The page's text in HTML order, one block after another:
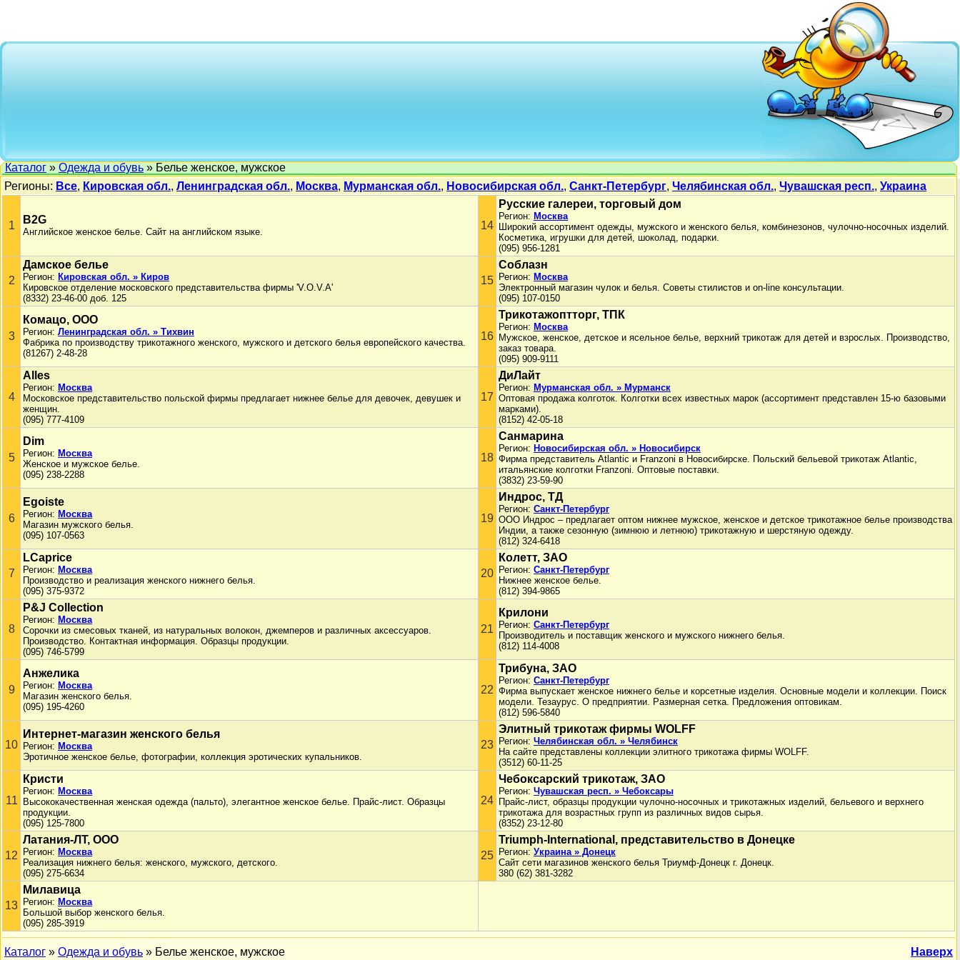
Каталог » Одежда и обувь » Белье женское, мужское
Регионы: Все, Кировская обл., Ленинградская обл., Москва, Мурманская обл., Новосибирская обл., Санкт-Петербург, Челябинская обл., Чувашская респ., Украина
1 B2G
Английское женское белье. Сайт на английском языке.
14
Русские галереи, торговый дом
Регион: Москва
Широкий ассортимент одежды, мужского и женского белья, комбинезонов, чулочно-носочных изделий.
Косметика, игрушки для детей, шоколад, подарки.
(095) 956-1281
2
Дамское белье
Регион: Кировская обл. » Киров
Кировское отделение московского представительства фирмы 'V.O.V.A'
(8332) 23-46-00 доб. 125
15
Соблазн
Регион: Москва
Электронный магазин чулок и белья. Cоветы стилистов и on-line консультации.
(095) 107-0150
3
Комацо, ООО
Регион: Ленинградская обл. » Тихвин
Фабрика по производству трикотажного женского, мужского и детского белья европейского качества.
(81267) 2-48-28
16
Трикотажоптторг, ТПК
Регион: Москва
Мужское, женское, детское и ясельное белье, верхний трикотаж для детей и взрослых. Производство,
заказ товара.
(095) 909-9111
4
Alles
Регион: Москва
Московское представительство польской фирмы предлагает нижнее белье для девочек, девушек и
женщин.
(095) 777-4109
17
ДиЛайт
Регион: Мурманская обл. » Мурманск
Оптовая продажа колготок. Колготки всех известных марок (ассортимент представлен 15-ю базовыми
марками).
(8152) 42-05-18
5
Dim
Регион: Москва
Женское и мужское белье.
(095) 238-2288
18
Санмарина
Регион: Новосибирская обл. » Новосибирск
Фирма представитель Atlantic и Franzoni в Новосибирске. Польский бельевой трикотаж Atlantic,
итальянские колготки Franzoni. Оптовые поставки.
(3832) 23-59-90
6
Egoiste
Регион: Москва
Магазин мужского белья.
(095) 107-0563
19
Индрос, ТД
Регион: Санкт-Петербург
ООО Индрос – предлагает оптом нижнее мужское, женское и детское трикотажное белье производства
Индии, а также сезонную (зимнюю и летнюю) трикотажную и шерстяную одежду.
(812) 324-6418
7
LCaprice
Регион: Москва
Производство и реализация женского нижнего белья.
(095) 375-9372
20
Колетт, ЗАО
Регион: Санкт-Петербург
Нижнее женское белье.
(812) 394-9865
8
P&J Collection
Регион: Москва
Сорочки из смесовых тканей, из натуральных волокон, джемперов и различных аксессуаров.
Производство. Контактная информация. Образцы продукции.
(095) 746-5799
21
Крилони
Регион: Санкт-Петербург
Производитель и поставщик женского и мужского нижнего белья.
(812) 114-4008
9
Анжелика
Регион: Москва
Магазин женского белья.
(095) 195-4260
22
Трибуна, ЗАО
Регион: Санкт-Петербург
Фирма выпускает женское нижнего белье и корсетные изделия. Основные модели и коллекции. Поиск
модели. Тезаурус. О предприятии. Размерная сетка. Предложения оптовикам.
(812) 596-5840
10
Интернет-магазин женского белья
Регион: Москва
Эротичное женское белье, фотографии, коллекция эротических купальников.
23
Элитный трикотаж фирмы WOLFF
Регион: Челябинская обл. » Челябинск
На сайте представлены коллекции элитного трикотажа фирмы WOLFF.
(3512) 60-11-25
11
Кристи
Регион: Москва
Высококачественная женская одежда (пальто), элегантное женское белье. Прайс-лист. Образцы
продукции.
(095) 125-7800
24
Чебоксарский трикотаж, ЗАО
Регион: Чувашская респ. » Чебоксары
Прайс-лист, образцы продукции чулочно-носочных и трикотажных изделий, бельевого и верхнего
трикотажа для возрастных групп из различных видов сырья.
(8352) 23-12-80
12
Латания-ЛТ, ООО
Регион: Москва
Реализация нижнего белья: женского, мужского, детского.
(095) 275-6634
25
Triumph-International, представительство в Донецке
Регион: Украина » Донецк
Сайт сети магазинов женского белья Триумф-Донецк г. Донецк.
380 (62) 381-3282
13
Милавица
Регион: Москва
Большой выбор женского белья.
(095) 285-3919
Каталог » Одежда и обувь » Белье женское, мужское Наверх